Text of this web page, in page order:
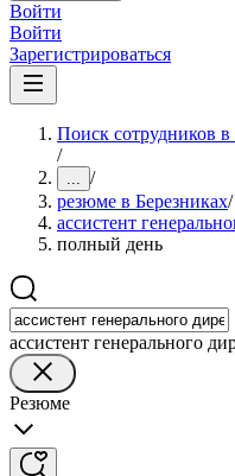
Войти
Войти
Зарегистрироваться
Поиск сотрудников в
/
... /
резюме в Березниках/
ассистент
полный день
ассистент генерального
Резюме